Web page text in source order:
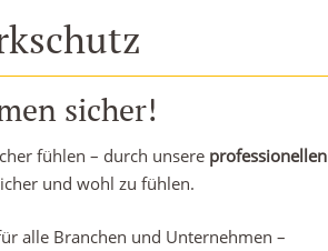
sicher!
fühlen – durch unsere professionellen
und wohl zu fühlen.
alle Branchen und Unternehmen –